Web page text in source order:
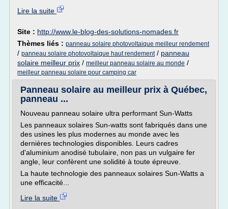
Lire la suite
Site : http://www.le-blog-des-solutions-nomades.fr
Thèmes liés : panneau solaire photovoltaique meilleur rendement
/ panneau solaire photovoltaique haut rendement/ panneau
solaire meilleur prix / meilleur panneau solaire au monde /
meilleur panneau solaire pour camping car
Panneau solaire au meilleur prix à Québec,
panneau ...
Nouveau panneau solaire ultra performant Sun-Watts
Les panneaux solaires Sun-watts sont fabriqués dans une
des usines les plus modernes au monde avec les
dernières technologies disponibles. Leurs cadres
d'aluminium anodisé tubulaire, non pas un vulgaire fer
angle, leur confèrent une solidité à toute épreuve.
La haute technologie des panneaux solaires Sun-Watts a
une efficacité...
Lire la suite